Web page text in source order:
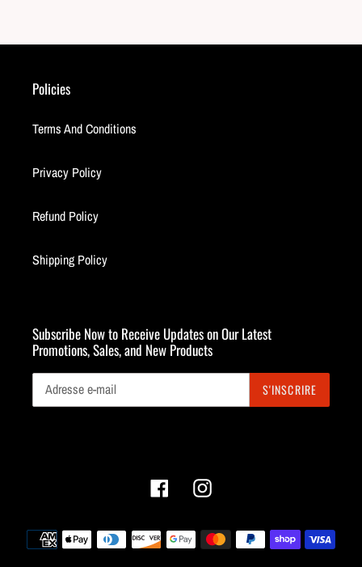
Policies
Terms And Conditions
Privacy Policy
Refund Policy
Shipping Policy
Subscribe Now to Receive Updates on Our Latest
Promotions, Sales, and New Products
S'INSCRIRE
FacebookInstagram
Moyens
de